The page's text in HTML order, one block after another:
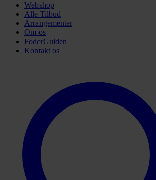
Webshop
Alle Tilbud
Arrangementer
Om os
FoderGuiden
Kontakt os